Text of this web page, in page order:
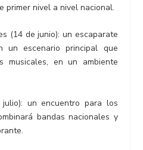
primer nivel a nivel nacional.
(14 de junio): un escaparate
un escenario principal que
musicales, en un ambiente
un encuentro para los
bandas nacionales y